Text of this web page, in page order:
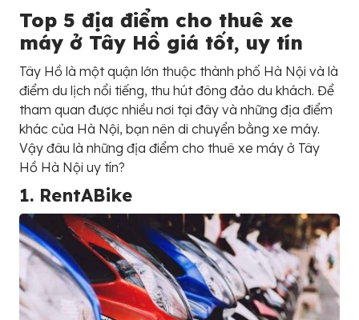
Top 5 địa điểm cho thuê xe
máy ở Tây Hồ giá tốt, uy tín
Tây Hồ là một quận lớn thuộc thành phố Hà Nội và là
điểm du lịch nổi tiếng, thu hút đông đảo du khách. Để
tham quan được nhiều nơi tại đây và những địa điểm
khác của Hà Nội, bạn nên di chuyển bằng xe máy.
Vậy đâu là những địa điểm cho thuê xe máy ở Tây
Hồ Hà Nội uy tín?
1. RentABike